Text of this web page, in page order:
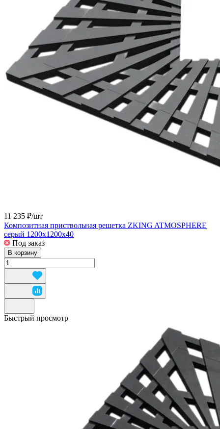
11 235 ₽/шт
Композитная приствольная решетка ZKING ATMOSPHERE
серый 1200х1200х40
Под заказ
В корзину
Быстрый просмотр